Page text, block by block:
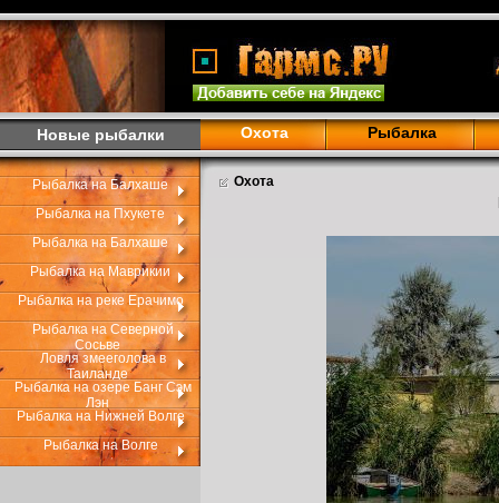
Новые рыбалки Охота Рыбалка
Рыбалка на Балхаше
Рыбалка на Пхукете
Рыбалка на Балхаше
Рыбалка на Маврикии
Рыбалка на реке Ерачимо
Рыбалка на Северной
Сосьве
Ловля змееголова в
Таиланде
Рыбалка на озере Банг Сэм
Лэн
Рыбалка на Нижней Волге
Рыбалка на Волге
Охота